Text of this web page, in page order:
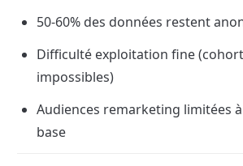
50-60% des données restent
Difficulté exploitation fine
impossibles)
Audiences remarketing limitées à
base